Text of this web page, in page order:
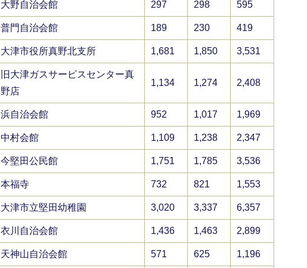
大野自治会館 297 298 595
普門自治会館 189 230 419
大津市役所真野北支所 1,681 1,850 3,531
旧大津ガスサービスセンター真
野店
1,134 1,274 2,408
浜自治会館 952 1,017 1,969
中村会館 1,109 1,238 2,347
今堅田公民館 1,751 1,785 3,536
本福寺 732 821 1,553
大津市立堅田幼稚園 3,020 3,337 6,357
衣川自治会館 1,436 1,463 2,899
天神山自治会館 571 625 1,196